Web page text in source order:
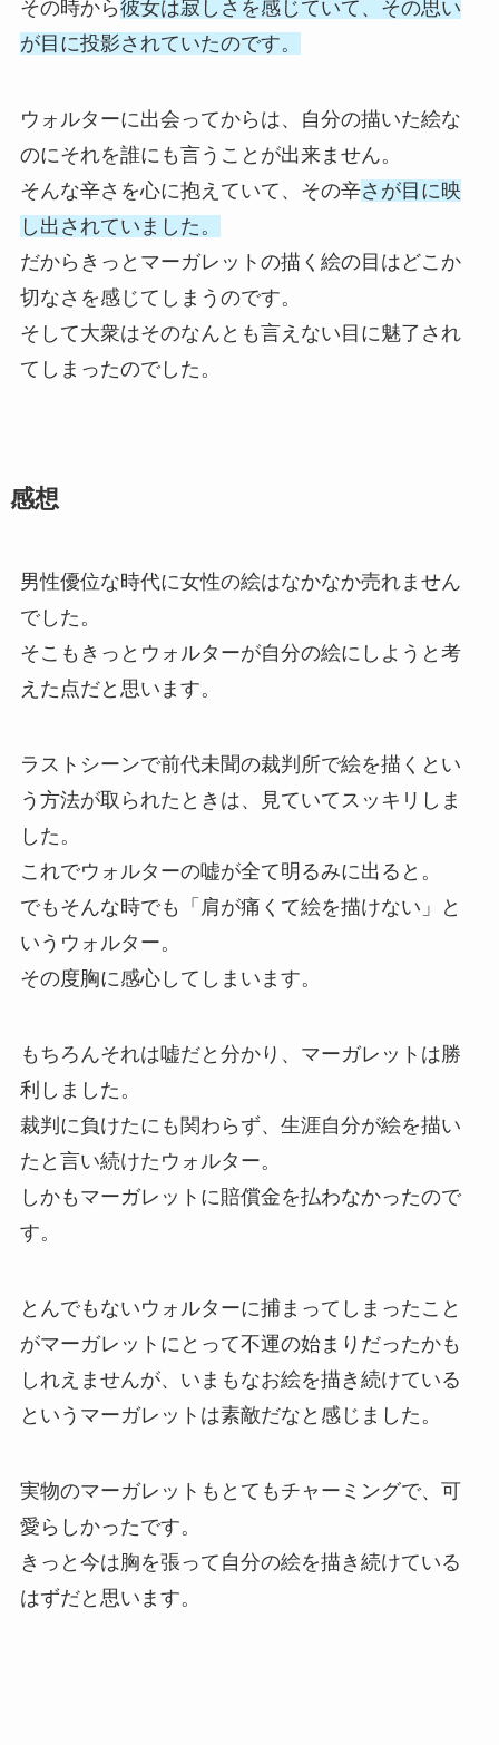
その時から彼女は寂しさを感じていて、その思い
が目に投影されていたのです。
ウォルターに出会ってからは、自分の描いた絵な
のにそれを誰にも言うことが出来ません。
そんな辛さを心に抱えていて、その辛さが目に映
し出されていました。
だからきっとマーガレットの描く絵の目はどこか
切なさを感じてしまうのです。
そして大衆はそのなんとも言えない目に魅了され
てしまったのでした。
感想
男性優位な時代に女性の絵はなかなか売れません
でした。
そこもきっとウォルターが自分の絵にしようと考
えた点だと思います。
ラストシーンで前代未聞の裁判所で絵を描くとい
う方法が取られたときは、見ていてスッキリしま
した。
これでウォルターの嘘が全て明るみに出ると。
でもそんな時でも「肩が痛くて絵を描けない」と
いうウォルター。
その度胸に感心してしまいます。
もちろんそれは嘘だと分かり、マーガレットは勝
利しました。
裁判に負けたにも関わらず、生涯自分が絵を描い
たと言い続けたウォルター。
しかもマーガレットに賠償金を払わなかったので
す。
とんでもないウォルターに捕まってしまったこと
がマーガレットにとって不運の始まりだったかも
しれえませんが、いまもなお絵を描き続けている
というマーガレットは素敵だなと感じました。
実物のマーガレットもとてもチャーミングで、可
愛らしかったです。
きっと今は胸を張って自分の絵を描き続けている
はずだと思います。